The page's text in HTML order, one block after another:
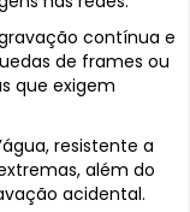
contínua e
de frames ou
que exigem
resistente a
além do
acidental.